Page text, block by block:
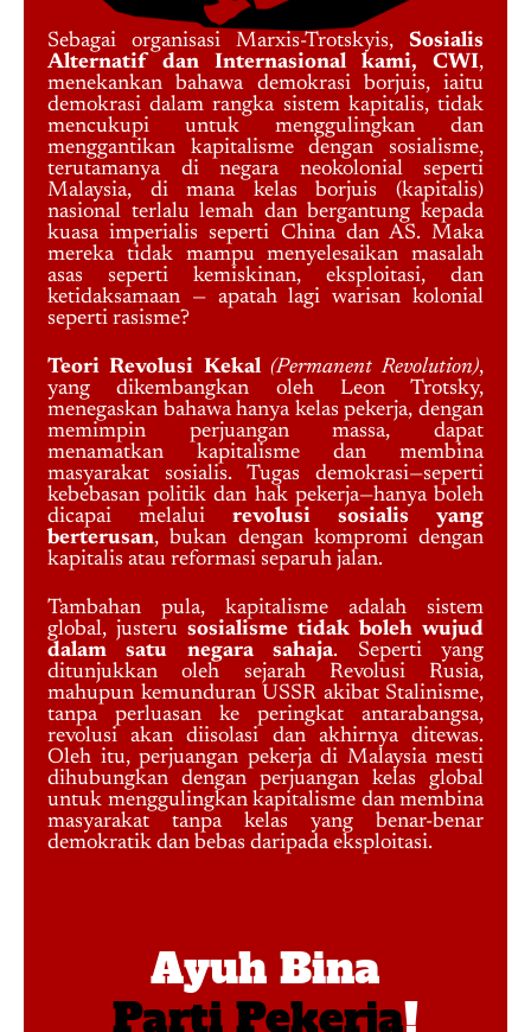
Sebagai organisasi Marxis-Trotskyis, Sosialis
Alternatif dan Internasional kami, CWI,
menekankan bahawa demokrasi borjuis, iaitu
demokrasi dalam rangka sistem kapitalis, tidak
mencukupi untuk menggulingkan dan
menggantikan kapitalisme dengan sosialisme,
terutamanya di negara neokolonial seperti
Malaysia, di mana kelas borjuis (kapitalis)
nasional terlalu lemah dan bergantung kepada
kuasa imperialis seperti China dan AS. Maka
mereka tidak mampu menyelesaikan masalah
asas seperti kemiskinan, eksploitasi, dan
ketidaksamaan — apatah lagi warisan kolonial
seperti rasisme?
Teori Revolusi Kekal (Permanent Revolution),
yang dikembangkan oleh Leon Trotsky,
menegaskan bahawa hanya kelas pekerja, dengan
memimpin perjuangan massa, dapat
menamatkan kapitalisme dan membina
masyarakat sosialis. Tugas demokrasi—seperti
kebebasan politik dan hak pekerja—hanya boleh
dicapai melalui revolusi sosialis yang
berterusan, bukan dengan kompromi dengan
kapitalis atau reformasi separuh jalan.
Tambahan pula, kapitalisme adalah sistem
global, justeru sosialisme tidak boleh wujud
dalam satu negara sahaja. Seperti yang
ditunjukkan oleh sejarah Revolusi Rusia,
mahupun kemunduran USSR akibat Stalinisme,
tanpa perluasan ke peringkat antarabangsa,
revolusi akan diisolasi dan akhirnya ditewas.
Oleh itu, perjuangan pekerja di Malaysia mesti
dihubungkan dengan perjuangan kelas global
untuk menggulingkan kapitalisme dan membina
masyarakat tanpa kelas yang benar-benar
demokratik dan bebas daripada eksploitasi.
Ayuh Bina
Parti Pekerja!